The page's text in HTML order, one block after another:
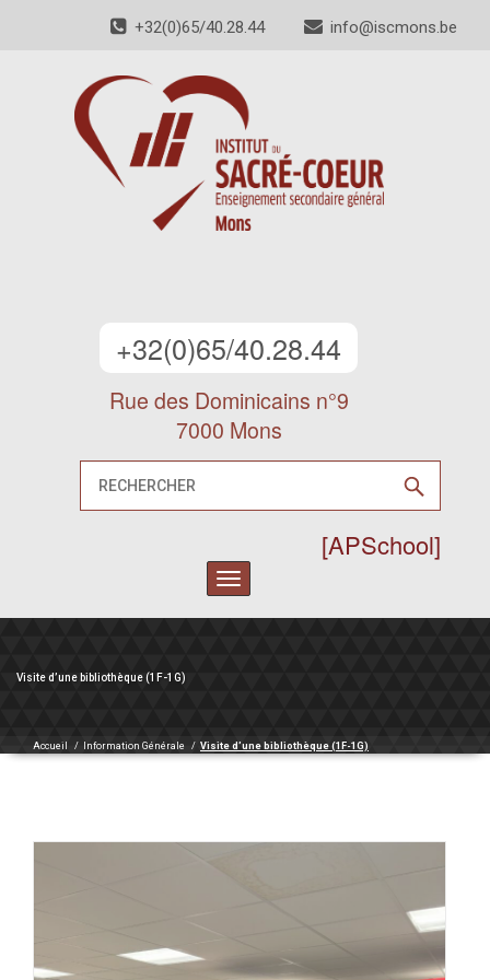
+32(0)65/40.28.44 info@iscmons.be
+32(0)65/40.28.44
Rue des Dominicains n°9
7000 Mons
[APSchool]
Toggle
navigation
Visite d’une bibliothèque (1F-1G)
Accueil / Information Générale / Visite d’une bibliothèque (1F-1G)